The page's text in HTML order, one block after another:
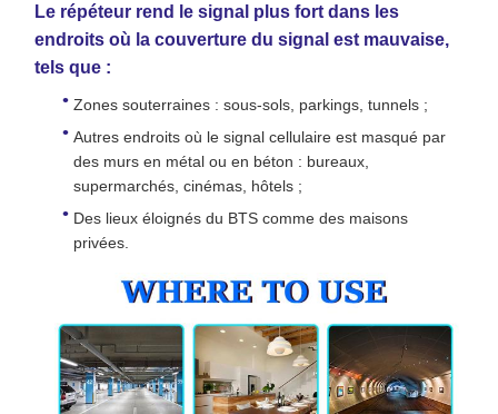
Le répéteur rend le signal plus fort dans les
endroits où la couverture du signal est mauvaise,
tels que :
Zones souterraines : sous-sols, parkings, tunnels ;
Autres endroits où le signal cellulaire est masqué par
des murs en métal ou en béton : bureaux,
supermarchés, cinémas, hôtels ;
Des lieux éloignés du BTS comme des maisons
privées.